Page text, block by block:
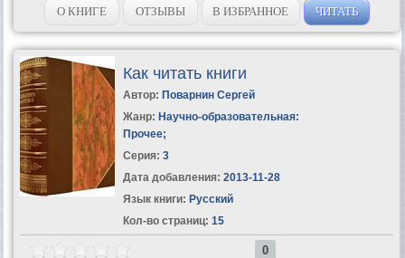
О КНИГЕ ОТЗЫВЫ В ИЗБРАННОЕ ЧИТАТЬ
Как читать книги
Автор: Поварнин Сергей
Жанр: Научно-образовательная:
Прочее;
Серия: 3
Дата добавления: 2013-11-28
Язык книги: Русский
Кол-во страниц: 15
0